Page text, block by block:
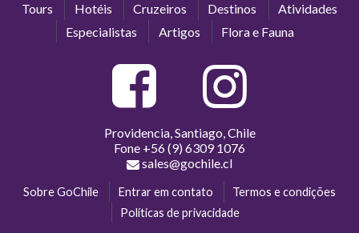
Tours Hotéis Cruzeiros Destinos
Atividades
Especialistas
Artigos Flora e Fauna
Providencia, Santiago, Chile
Fone +56 (9) 6309 1076
sales@gochile.cl
Sobre GoChile Entrar em contato
Termos e condições
Políticas de privacidade